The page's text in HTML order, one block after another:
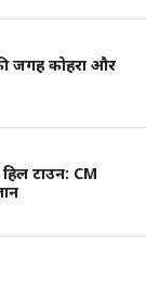
जगह कोहरा और
हिल टाउन: CM